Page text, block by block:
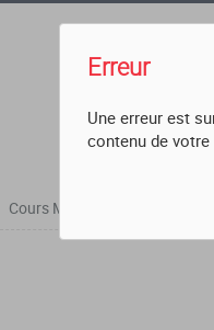
Cours Magistral
Erreur
Une erreur est
contenu de votre